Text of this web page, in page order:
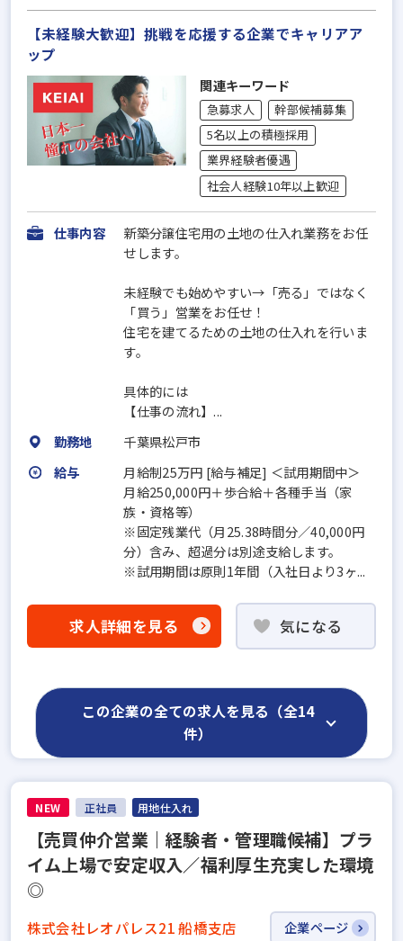
【未経験大歓迎】挑戦を応援する企業でキャリアア
ップ
関連キーワード
急募求人
幹部候補募集
5名以上の積極採用
業界経験者優遇
社会人経験10年以上歓迎
仕事内容
新築分譲住宅用の土地の仕入れ業務をお任
せします。
未経験でも始めやすい→「売る」ではなく
「買う」営業をお任せ！
住宅を建てるための土地の仕入れを行いま
す。
具体的には
【仕事の流れ】...
勤務地
千葉県松戸市
給与
月給制25万円 [給与補足] ＜試用期間中＞
月給250,000円＋歩合給＋各種手当（家
族・資格等）
※固定残業代（月25.38時間分／40,000円
分）含み、超過分は別途支給します。
※試用期間は原則1年間（入社日より3ヶ...
求人詳細を見る 気になる
この企業の全ての求人を見る（全14
件）
NEW 正社員 用地仕入れ
【売買仲介営業｜経験者・管理職候補】プラ
イム上場で安定収入／福利厚生充実した環境
◎
株式会社レオパレス21 船橋支店 企業ページ